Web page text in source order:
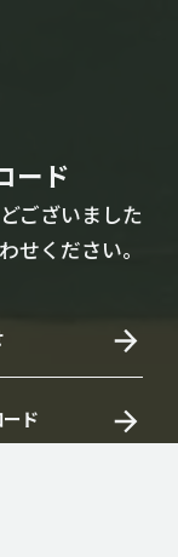
ード
ございました
せください。
ド